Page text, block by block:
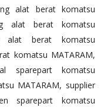
alat berat komatsu
alat berat komatsu
alat berat komatsu
komatsu MATARAM,
sparepart komatsu
MATARAM, supplier
sparepart komatsu